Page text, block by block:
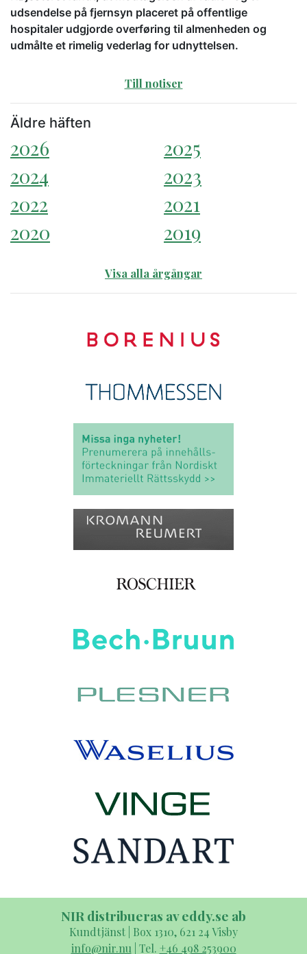
udsendelse på fjernsyn placeret på offentlige
hospitaler udgjorde overføring til almenheden og
udmålte et rimelig vederlag for udnyttelsen.
Till notiser
Äldre häften
2026
2025
2024
2023
2022
2021
2020
2019
Visa alla årgångar
NIR distribueras av eddy.se ab
Kundtjänst | Box 1310, 621 24 Visby
info@nir.nu | Tel. +46 498 253900